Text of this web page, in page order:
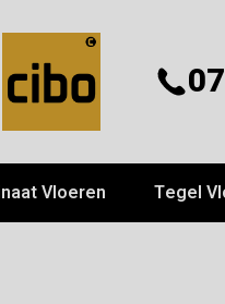
Vloeren Tegel